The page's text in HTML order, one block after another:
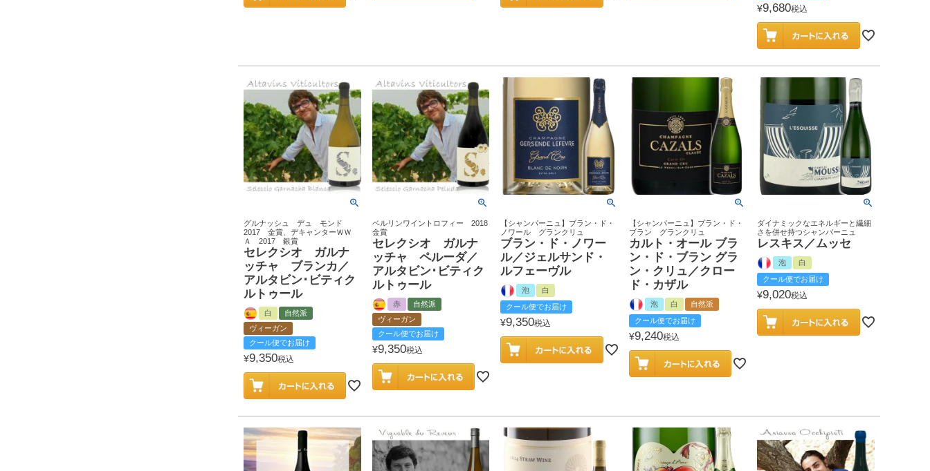
¥9,680税込
グルナッシュ デュ モンド
2017 金賞、デキャンターＷＷ
Ａ 2017 銀賞
セレクシオ ガルナ
ッチャ ブランカ／
アルタビン･ビティク
ルトゥール
白
自然派
ヴィーガン
クール便でお届け
¥9,350税込
ベルリンワイントロフィー 2018
金賞
セレクシオ ガルナ
ッチャ ペルーダ／
アルタビン･ビティク
ルトゥール
赤
自然派
ヴィーガン
クール便でお届け
¥9,350税込
【シャンパーニュ】ブラン・ド・
ノワール グランクリュ
ブラン・ド・ノワー
ル／ジェルサンド・
ルフェーヴル
泡
白
クール便でお届け
¥9,350税込
【シャンパーニュ】ブラン・ド・
ブラン グランクリュ
カルト・オール ブラ
ン・ド・ブラン グラ
ン・クリュ／クロー
ド・カザル
泡 白
自然派
クール便でお届け
¥9,240税込
ダイナミックなエネルギーと繊細
さを併せ持つシャンパーニュ
レスキス／ムッセ
泡
白
クール便でお届け
¥9,020税込